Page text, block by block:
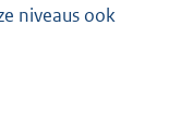
niveaus ook